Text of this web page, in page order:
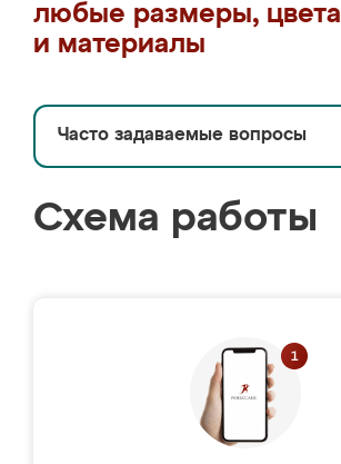
любые размеры, цвета
и материалы
Часто задаваемые вопросы
Схема работы